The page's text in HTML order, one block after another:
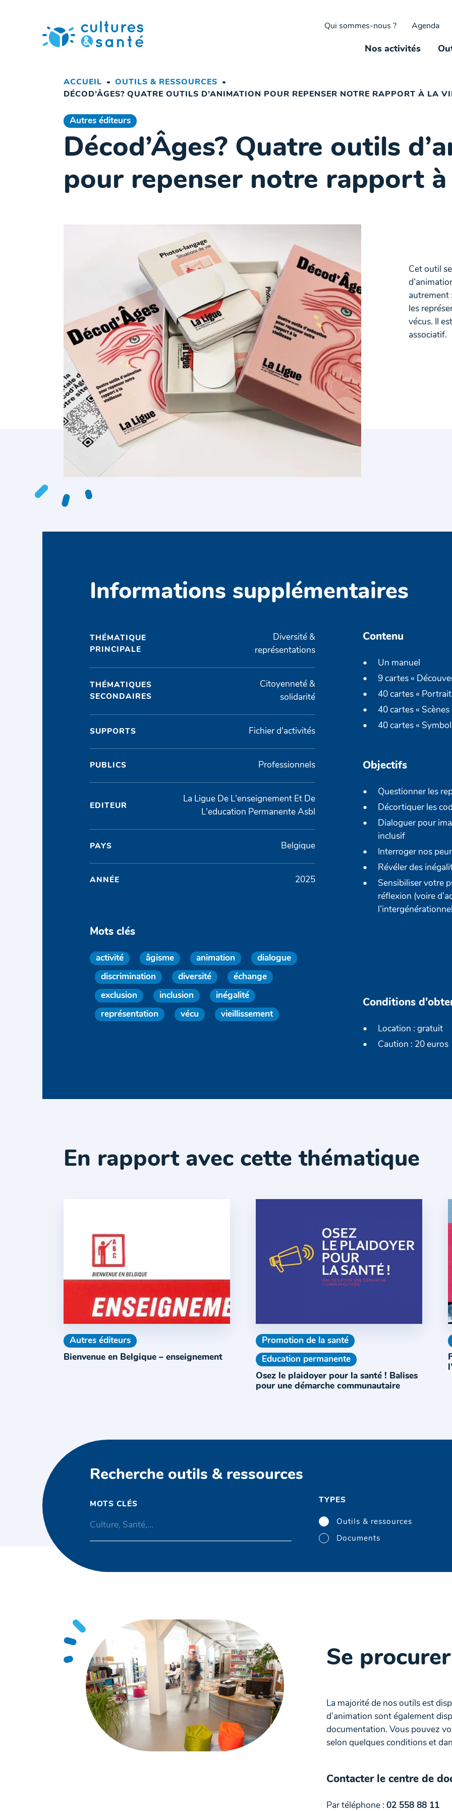
Qui sommes-nous ? Agenda
Nos activités
ACCUEIL
OUTILS & RESSOURCES
DÉCOD’ÂGES? QUATRE OUTILS D’ANIMATION POUR REPENSER NOTRE RAPPORT À LA
Autres éditeurs
Décod’Âges? Quatre outils
pour repenser notre rapport à
Cet outil
autrement
les
vécus. Il
associatif.
Informations supplémentaires
THÉMATIQUE
PRINCIPALE
Diversité &
représentations
THÉMATIQUES
SECONDAIRES
Citoyenneté &
solidarité
SUPPORTS Fichier d'activités
PUBLICS Professionnels
EDITEUR
La Ligue De L'enseignement Et De
L'education Permanente Asbl
PAYS Belgique
ANNÉE 2025
Mots clés
activité âgisme animation dialogue
discrimination diversité échange
exclusion inclusion inégalité
représentation vécu vieillissement
Contenu
Un manuel
9 cartes «
40 cartes «
40 cartes «
40 cartes «
Objectifs
Questionner les
Décortiquer les
Dialoguer pour
inclusif
Interroger nos
Révéler des
Sensibiliser votre
réflexion (voire
l’intergénérationnel
Conditions
Location : gratuit
Caution : 20 euros
En rapport avec cette thématique
Autres éditeurs
Bienvenue en Belgique – enseignement
Promotion de la santé
Education permanente
Osez le plaidoyer pour la santé ! Balises
pour une démarche communautaire
Recherche outils & ressources
MOTS CLÉS TYPES
Outils & ressources
Documents
Se
La majorité de nos outils est
d’animation sont également
documentation. Vous pouvez
selon quelques conditions et
Contacter le centre de
Par téléphone : 02 558 88 11